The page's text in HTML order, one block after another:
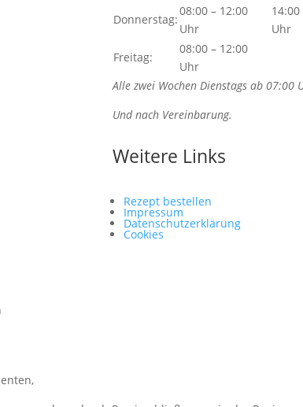
Donnerstag:
08:00 – 12:00
Uhr
14:00
Uhr
Freitag:
08:00 – 12:00
Uhr
Alle zwei Wochen Dienstags ab 07:00
Und nach Vereinbarung.
Weitere Links
Rezept bestellen
Impressum
Datenschutzerklärung
Cookies